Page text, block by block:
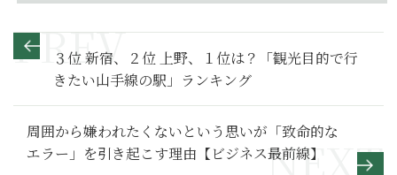
３位 新宿、２位 上野、１位は？「観光目的で行
きたい山手線の駅」ランキング
周囲から嫌われたくないという思いが「致命的な
エラー」を引き起こす理由【ビジネス最前線】